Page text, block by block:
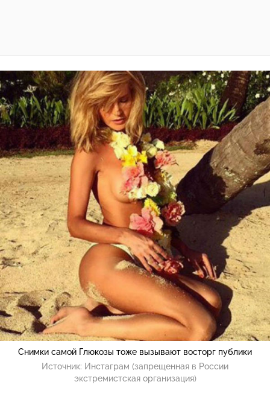
Снимки самой Глюкозы тоже вызывают восторг публики
Источник: Инстаграм (запрещенная в России
экстремистская организация)